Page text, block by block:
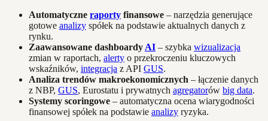
Automatyczne raporty finansowe – narzędzia generujące
gotowe analizy spółek na podstawie aktualnych danych z
rynku.
Zaawansowane dashboardy AI – szybka wizualizacja
zmian w raportach, alerty o przekroczeniu kluczowych
wskaźników, integracja z API GUS.
Analiza trendów makroekonomicznych – łączenie danych
z NBP, GUS, Eurostatu i prywatnych agregatorów big data.
Systemy scoringowe – automatyczna ocena wiarygodności
finansowej spółek na podstawie analizy ryzyka.